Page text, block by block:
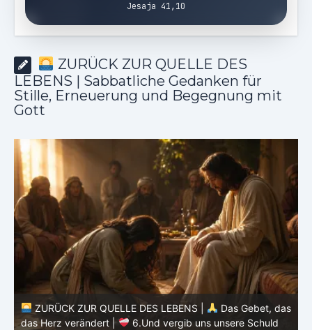
Jesaja 41,10
ZURÜCK ZUR QUELLE DES
LEBENS | Sabbatliche Gedanken für
Stille, Erneuerung und Begegnung mit
Gott
ZURÜCK ZUR QUELLE DES LEBENS |
Das Gebet, das
das Herz verändert |
5.Unser tägliches Brot gib uns
heute